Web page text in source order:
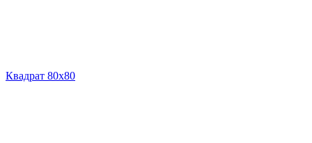
Квадрат 80х80